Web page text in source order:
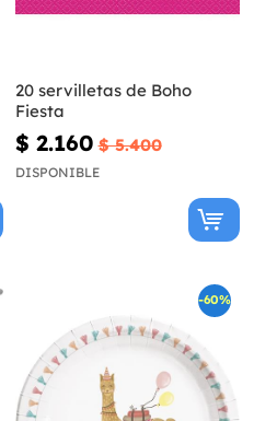
20 servilletas de Boho
Fiesta
$ 2.160 $ 5.400
DISPONIBLE
-60%